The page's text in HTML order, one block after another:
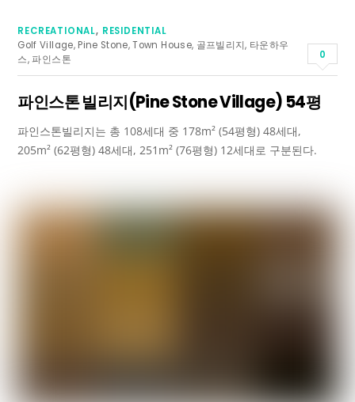
RECREATIONAL, RESIDENTIAL
Golf Village, Pine Stone,Town House, 골프빌리지, 타운하우
스,파인스톤 0
파인스톤 빌리지(Pine Stone Village) 54평
파인스톤빌리지는 총 108세대 중 178m² (54평형) 48세대,
205m² (62평형) 48세대, 251m² (76평형) 12세대로 구분된다.